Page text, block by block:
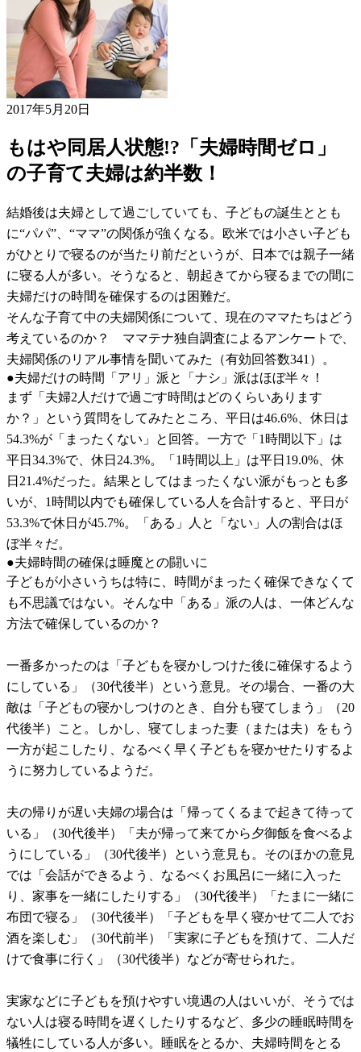
2017年5月20日
もはや同居人状態!?「夫婦時間ゼロ」
の子育て夫婦は約半数！
結婚後は夫婦として過ごしていても、子どもの誕生ととも
に“パパ”、“ママ”の関係が強くなる。欧米では小さい子ども
がひとりで寝るのが当たり前だというが、日本では親子一緒
に寝る人が多い。そうなると、朝起きてから寝るまでの間に
夫婦だけの時間を確保するのは困難だ。
そんな子育て中の夫婦関係について、現在のママたちはどう
考えているのか？ ママテナ独自調査によるアンケートで、
夫婦関係のリアル事情を聞いてみた（有効回答数341）。
●夫婦だけの時間「アリ」派と「ナシ」派はほぼ半々！
まず「夫婦2人だけで過ごす時間はどのくらいあります
か？」という質問をしてみたところ、平日は46.6%、休日は
54.3%が「まったくない」と回答。一方で「1時間以下」は
平日34.3%で、休日24.3%。「1時間以上」は平日19.0%、休
日21.4%だった。結果としてはまったくない派がもっとも多
いが、1時間以内でも確保している人を合計すると、平日が
53.3%で休日が45.7%。「ある」人と「ない」人の割合はほ
ぼ半々だ。
●夫婦時間の確保は睡魔との闘いに
子どもが小さいうちは特に、時間がまったく確保できなくて
も不思議ではない。そんな中「ある」派の人は、一体どんな
方法で確保しているのか？
一番多かったのは「子どもを寝かしつけた後に確保するよう
にしている」（30代後半）という意見。その場合、一番の大
敵は「子どもの寝かしつけのとき、自分も寝てしまう」（20
代後半）こと。しかし、寝てしまった妻（または夫）をもう
一方が起こしたり、なるべく早く子どもを寝かせたりするよ
うに努力しているようだ。
夫の帰りが遅い夫婦の場合は「帰ってくるまで起きて待って
いる」（30代後半）「夫が帰って来てから夕御飯を食べるよ
うにしている」（30代後半）という意見も。そのほかの意見
では「会話ができるよう、なるべくお風呂に一緒に入った
り、家事を一緒にしたりする」（30代後半）「たまに一緒に
布団で寝る」（30代後半）「子どもを早く寝かせて二人でお
酒を楽しむ」（30代前半）「実家に子どもを預けて、二人だ
けで食事に行く」（30代後半）などが寄せられた。
実家などに子どもを預けやすい境遇の人はいいが、そうでは
ない人は寝る時間を遅くしたりするなど、多少の睡眠時間を
犠牲にしている人が多い。睡眠をとるか、夫婦時間をとる